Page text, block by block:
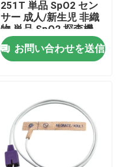
251T 単品 SpO2 セン
サー 成人/新生児 非織
物 単品 SpO2 探査機
お問い合わせを送信